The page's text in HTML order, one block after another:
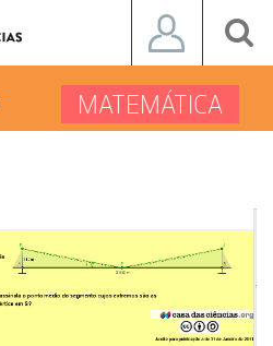
MATEMÁTICA